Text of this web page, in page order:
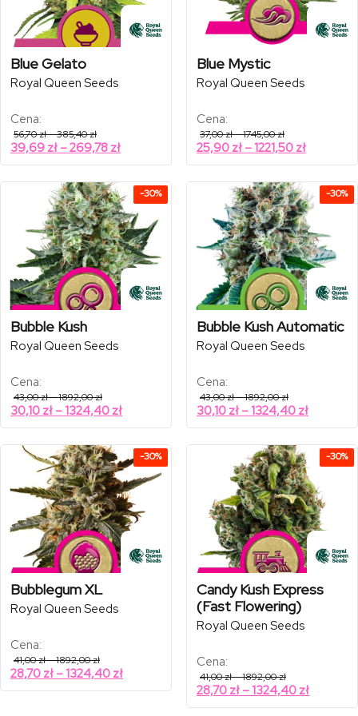
Blue Gelato
Royal Queen Seeds
Cena:
56,70zł–385,40złZakres
cen:
od
56,70 zł
385,40 zł
39,69 zł –269,78 złZakres
cen:
39,69 zł
do
269,78 zł
Blue Mystic
Royal Queen Seeds
Cena:
37,00zł–1745,00złZakres
cen:
od
37,00 zł
1745,00 zł
25,90 zł – 1221,50 złZakres
cen:
25,90 zł
do
1221,50 zł
-30%
Bubble Kush
Royal Queen Seeds
Cena:
43,00zł–1892,00złZakres
cen:
od
43,00 zł
1892,00 zł
30,10 zł – 1324,40 złZakres
cen:
30,10 zł
do
1324,40 zł
-30%
Bubble Kush Automatic
Royal Queen Seeds
Cena:
43,00zł–1892,00złZakres
cen:
od
43,00 zł
1892,00 zł
30,10 zł – 1324,40 złZakres
cen:
30,10 zł
do
1324,40
-30%
Bubblegum XL
Royal Queen Seeds
Cena:
41,00zł–1892,00złZakres
cen:
od
41,00 zł
28,70 zł – 1324,40 złZakres
cen:
-30%
Candy Kush Express
(Fast Flowering)
Royal Queen Seeds
Cena:
41,00zł–1892,00złZakres
cen:
od
41,00 zł
28,70 zł – 1324,40 złZakres
cen: